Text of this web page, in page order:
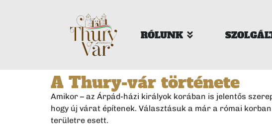
RÓLUNK
A Thury-vár története
Amikor – az Árpád-házi királyok korában is jelentős
hogy új várat építenek. Választásuk a már a római
területre esett.